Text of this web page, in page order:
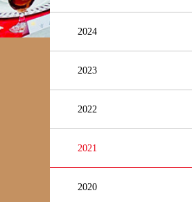
2024
2023
2022
2021
2020